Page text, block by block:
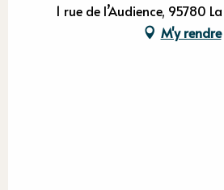
1 rue de l’Audience, 95780
M'y rendre